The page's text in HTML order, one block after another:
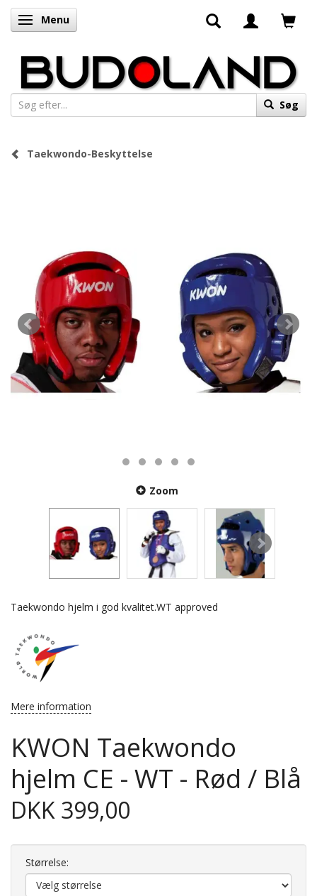
Skifte navigation
Menu
Søg
Taekwondo-Beskyttelse
Zoom
Taekwondo hjelm i god kvalitet.WT approved
Mere information
KWON Taekwondo
hjelm CE - WT - Rød / Blå
DKK 399,00
Størrelse: